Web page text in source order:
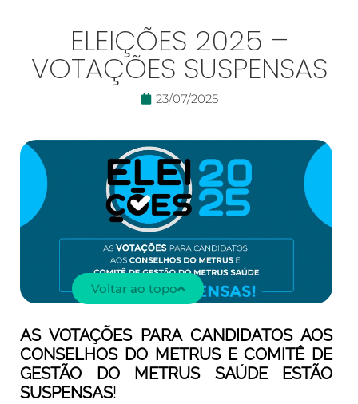
ELEIÇÕES 2025 –
VOTAÇÕES SUSPENSAS
23/07/2025
AS VOTAÇÕES PARA CANDIDATOS AOS
CONSELHOS DO METRUS E COMITÊ DE
GESTÃO DO METRUS SAÚDE ESTÃO
SUSPENSAS!
Voltar ao topo